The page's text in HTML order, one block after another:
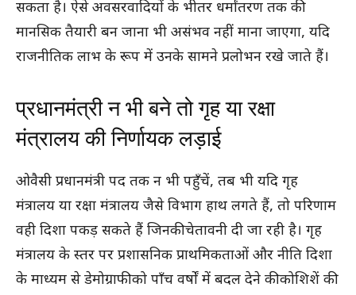
सकता है। ऐसे अवसरवादियों के भीतर धर्मांतरण तक की
मानसिक तैयारी बन जाना भी असंभव नहीं माना जाएगा, यदि
राजनीतिक लाभ के रूप में उनके सामने प्रलोभन रखे जाते हैं।
प्रधानमंत्री न भी बने तो गृह या रक्षा
मंत्रालय की निर्णायक लड़ाई
ओवैसी प्रधानमंत्री पद तक न भी पहुँचें, तब भी यदि गृह
मंत्रालय या रक्षा मंत्रालय जैसे विभाग हाथ लगते हैं, तो परिणाम
वही दिशा पकड़ सकते हैं जिनकी चेतावनी दी जा रही है। गृह
मंत्रालय के स्तर पर प्रशासनिक प्राथमिकताओं और नीति दिशा
के माध्यम से डेमोग्राफी को पाँच वर्षों में बदल देने की कोशिशें की